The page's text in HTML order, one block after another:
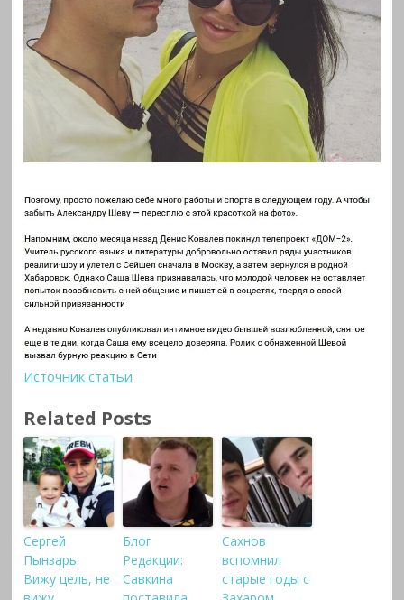
Источник статьи
Related Posts
Сергей
Пынзарь:
Вижу цель, не
Блог
Редакции:
Савкина
Сахнов
вспомнил
старые годы с